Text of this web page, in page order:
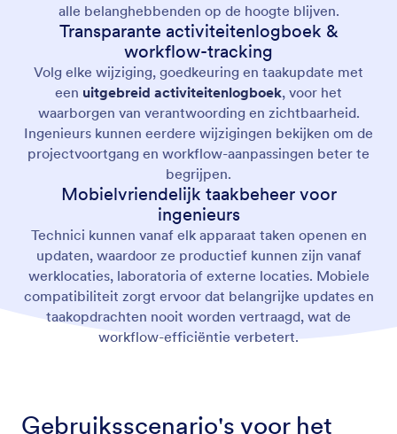
alle belanghebbenden op de hoogte blijven.
Transparante activiteitenlogboek &
workflow-tracking
Volg elke wijziging, goedkeuring en taakupdate met
een uitgebreid activiteitenlogboek, voor het
waarborgen van verantwoording en zichtbaarheid.
Ingenieurs kunnen eerdere wijzigingen bekijken om de
projectvoortgang en workflow-aanpassingen beter te
begrijpen.
Mobielvriendelijk taakbeheer voor
ingenieurs
Technici kunnen vanaf elk apparaat taken openen en
updaten, waardoor ze productief kunnen zijn vanaf
werklocaties, laboratoria of externe locaties. Mobiele
compatibiliteit zorgt ervoor dat belangrijke updates en
taakopdrachten nooit worden vertraagd, wat de
workflow-efficiëntie verbetert.
Gebruiksscenario's voor het